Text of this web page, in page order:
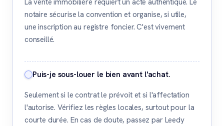
La vente immobilière requiert un acte authentique. Le
notaire sécurise la convention et organise, si utile,
une inscription au registre foncier. C'est vivement
conseillé.
Puis-je sous-louer le bien avant l'achat.
Seulement si le contrat le prévoit et si l'affectation
l'autorise. Vérifiez les règles locales, surtout pour la
courte durée. En cas de doute, passez par Leedy